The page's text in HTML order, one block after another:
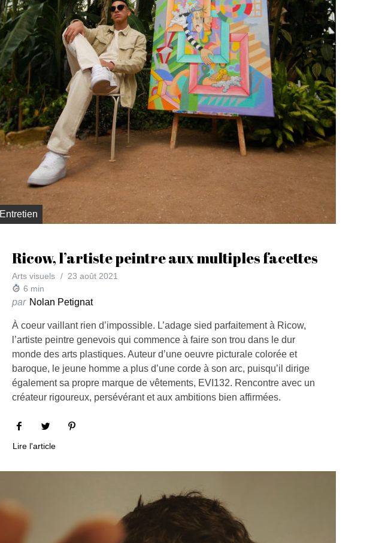
Entretien
Ricow, l’artiste peintre aux multiples facettes
Arts visuels
23 août 2021
6 min
par Nolan Petignat
À coeur vaillant rien d’impossible. L’adage sied parfaitement à Ricow,
l’artiste peintre genevois qui commence à faire son trou dans le dur
monde des arts plastiques. Auteur d’une oeuvre picturale colorée et
baroque, le jeune homme a plus d’une corde à son arc, puisqu’il dirige
également sa propre marque de vêtements, EVI132. Rencontre avec un
créateur rigoureux, persévérant et aux ambitions bien affirmées.
Lire l'article